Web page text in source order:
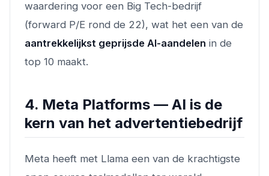
waardering voor een Big Tech-bedrijf
(forward P/E rond de 22), wat het een van de
aantrekkelijkst geprijsde AI-aandelen in de
top 10 maakt.
4. Meta Platforms — AI is de
kern van het advertentiebedrijf
Meta heeft met Llama een van de krachtigste